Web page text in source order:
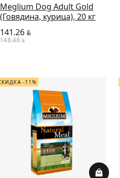
Meglium Dog Adult Gold
(Говядина, курица), 20 кг
141.26 BYN
148.46 BYN
-11%